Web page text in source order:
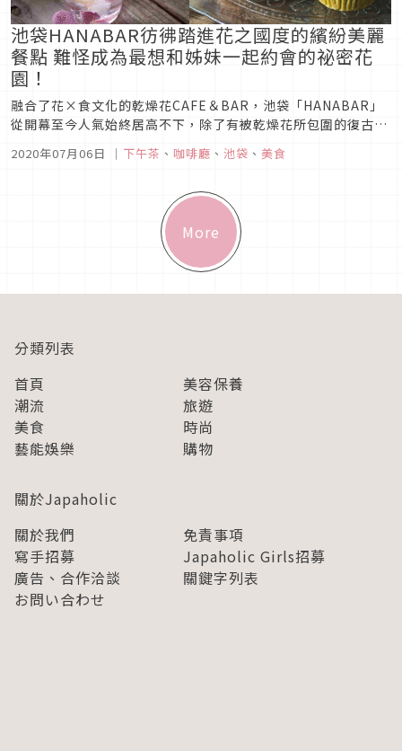
池袋HANABAR彷彿踏進花之國度的繽紛美麗
餐點 難怪成為最想和姊妹一起約會的祕密花
園！
融合了花×食文化的乾燥花CAFE＆BAR，池袋「HANABAR」
從開幕至今人氣始終居高不下，除了有被乾燥花所包圍的復古療
癒空間外，添加食用花搭配的餐點、飲品甚至是甜點都讓人彷彿
置身童話之中，下回就約好姊妹到日本女生想私藏起來的池袋祕
2020年07月06日 ｜ 下午茶 、 咖啡廳 、 池袋 、 美食
More
分類列表
首頁
美容保養
潮流
旅遊
美食
時尚
藝能娛樂
購物
關於Japaholic
關於我們
免責事項
寫手招募
Japaholic Girls招募
廣告、合作洽談
關鍵字列表
お問い合わせ